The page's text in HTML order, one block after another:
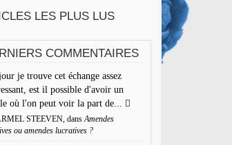
avec *
vos commentaires dans un
limites du respect de chacun. Merci.
2013
Genevoises
10 juillet 2013
LES PLUS LUS
COMMENTAIRES
je trouve cet échange assez
est il possible d'avoir un
où l'on peut voir la part de...
STEEVEN, dansAmendes
ou amendes lucratives ?